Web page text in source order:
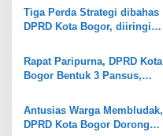
p
s
Kebijakan Pro Rakyat
Tiga Perda Strategi dibahas
DPRD Kota Bogor, diiringi
Pemkot Bogor Tahun 2025
Rapat Paripurna, DPRD Kota
Bogor Bentuk 3 Pansus,
Kelola Aset
Antusias Warga Membludak,
DPRD Kota Bogor Dorong